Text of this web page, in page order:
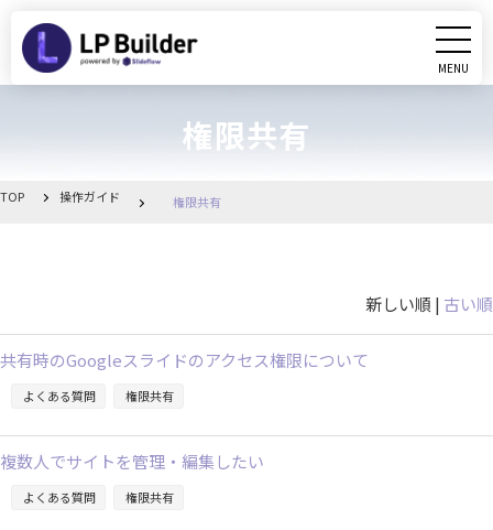
MENU
権限共有
CLOSE
動画マニュアル
お知らせ一覧
管理画面へ移動
TOP 操作ガイド 権限共有
新しい順 | 古い順
共有時のGoogleスライドのアクセス権限について
よくある質問 権限共有
複数人でサイトを管理・編集したい
よくある質問 権限共有